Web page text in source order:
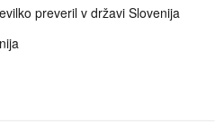
preveril v državi Slovenija